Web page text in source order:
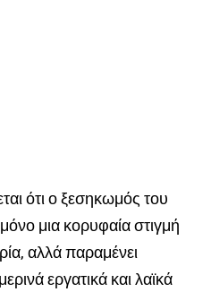
ότι ο ξεσηκωμός του
μια κορυφαία στιγμή
αλλά παραμένει
εργατικά και λαϊκά